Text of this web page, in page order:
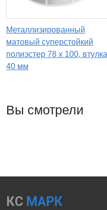
Металлизированный
матовый суперстойкий
полиэстер 78 x 100, втулка
40 мм
Вы смотрели
КС МАРК